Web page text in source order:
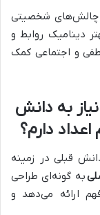
و چالش‌های شخصیتی
دینامیک روابط و
و اجتماعی کمک
به دانش
دارم؟
قبلی در زمینه
به گونه‌ای طراحی
ارائه می‌دهد و